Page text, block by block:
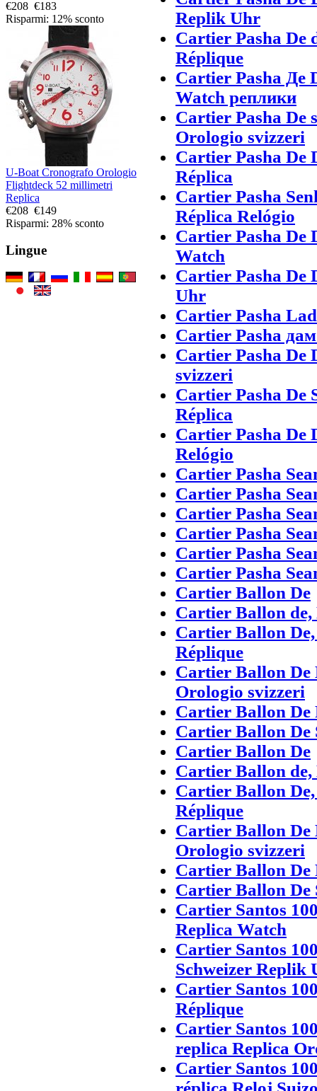
€208 €183
Risparmi: 12% sconto
U-Boat Cronografo Orologio
Flightdeck 52 millimetri
Replica
€208 €149
Risparmi: 28% sconto
Lingue
Replik Uhr
Cartier Pasha De
Réplique
Cartier Pasha Де
Watch реплики
Cartier Pasha De
Orologio svizzeri
Cartier Pasha De
Réplica
Cartier Pasha
Réplica Relógio
Cartier Pasha De
Watch
Cartier Pasha De
Uhr
Cartier Pasha
Cartier Pasha
Cartier Pasha De
svizzeri
Cartier Pasha De
Réplica
Cartier Pasha De
Relógio
Cartier Pasha
Cartier Pasha
Cartier Pasha
Cartier Pasha
Cartier Pasha
Cartier Pasha
Cartier Ballon De
Cartier Ballon de,
Cartier Ballon
Réplique
Cartier Ballon De
Orologio svizzeri
Cartier Ballon De
Cartier Ballon De
Cartier Ballon De
Cartier Ballon de,
Cartier Ballon
Réplique
Cartier Ballon De
Orologio svizzeri
Cartier Ballon De
Cartier Ballon De
Cartier Santos
Replica Watch
Cartier Santos
Schweizer Replik
Cartier Santos
Réplique
Cartier Santos
replica Replica
Cartier Santos